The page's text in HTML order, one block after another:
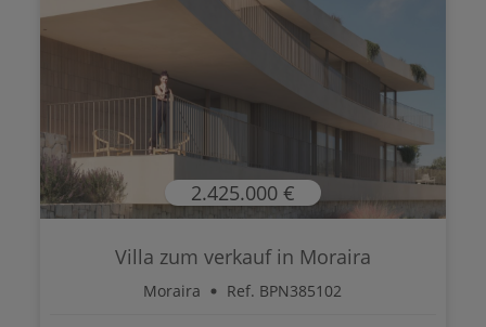
2.425.000 €
Villa zum verkauf in Moraira
Moraira Ref. BPN385102